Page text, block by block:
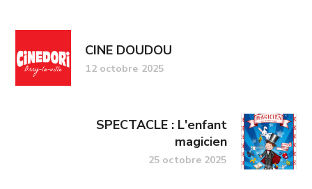
CINE DOUDOU
12 octobre 2025
SPECTACLE : L'enfant
magicien
25 octobre 2025